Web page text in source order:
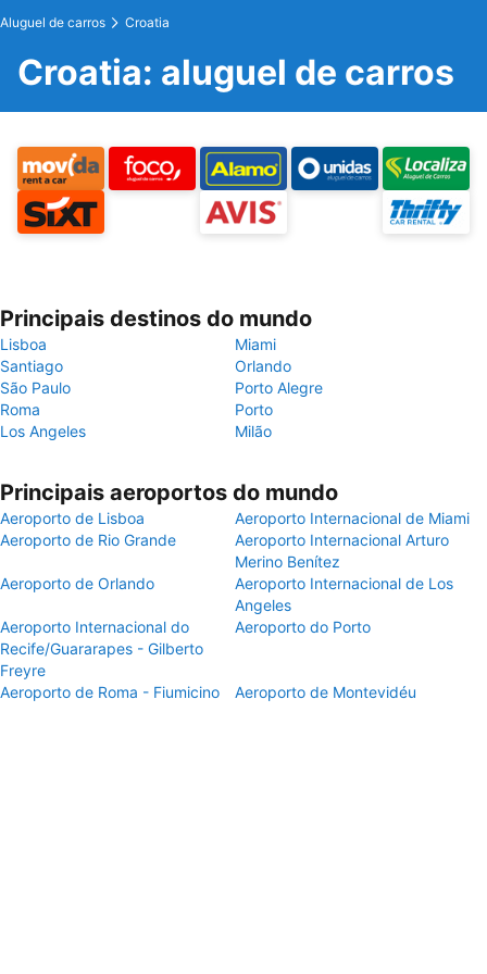
Aluguel de carros Croatia
Croatia: aluguel de carros
Principais destinos do mundo
Lisboa
Miami
Santiago
Orlando
São Paulo
Porto Alegre
Roma
Porto
Los Angeles
Milão
Principais aeroportos do mundo
Aeroporto de Lisboa
Aeroporto Internacional de Miami
Aeroporto de Rio Grande
Aeroporto Internacional Arturo
Merino Benítez
Aeroporto de Orlando
Aeroporto Internacional de Los
Angeles
Aeroporto Internacional do
Recife/Guararapes - Gilberto
Freyre
Aeroporto do Porto
Aeroporto de Roma - Fiumicino Aeroporto de Montevidéu